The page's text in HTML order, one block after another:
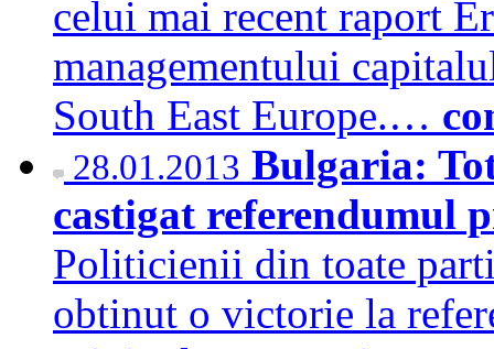
celui mai recent raport
managementului
South East Europe.…
28.01.2013 Bulgaria:
castigat referendumul
Politicienii din toate
obtinut o victorie la